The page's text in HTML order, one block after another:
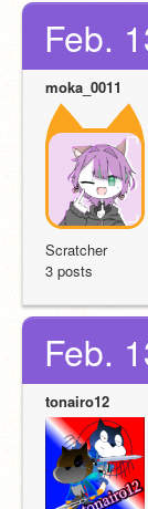
Feb.
moka_0011
Scratcher
3 posts
Feb.
tonairo12